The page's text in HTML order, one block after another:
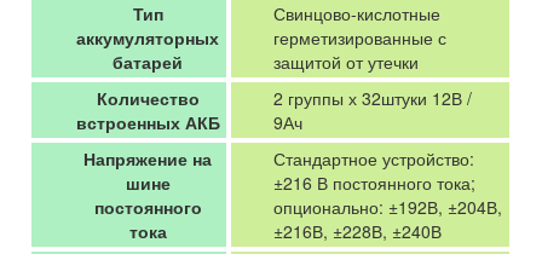
Тип
аккумуляторных
батарей
Свинцово-кислотные
герметизированные с
защитой от утечки
Количество
встроенных АКБ
2 группы х 32штуки 12В /
9Ач
Напряжение на
шине
постоянного
тока
Стандартное устройство:
±216 В постоянного тока;
опционально: ±192В, ±204В,
±216В, ±228В, ±240В